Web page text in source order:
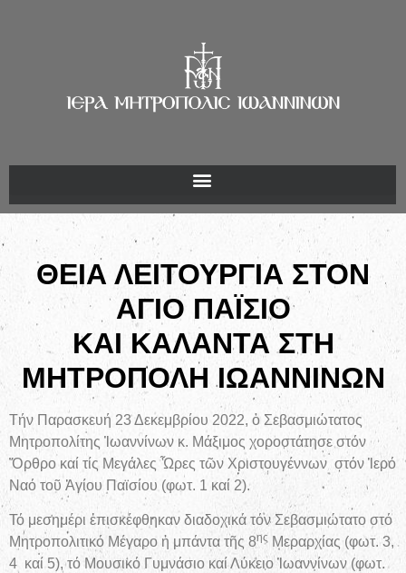
ΘΕΙΑ ΛΕΙΤΟΥΡΓΙΑ ΣΤΟΝ
ΑΓΙΟ ΠΑΪΣΙΟ
ΚΑΙ ΚΑΛΑΝΤΑ ΣΤΗ
ΜΗΤΡΟΠΟΛΗ ΙΩΑΝΝΙΝΩΝ
Τήν Παρασκευή 23 Δεκεμβρίου 2022, ὁ Σεβασμιώτατος
Μητροπολίτης Ἰωαννίνων κ. Μάξιμος χοροστάτησε στόν
Ὄρθρο καί τίς Μεγάλες Ὧρες τῶν Χριστουγέννων στόν Ἱερό
Ναό τοῦ Ἁγίου Παϊσίου (φωτ. 1 καί 2).
Τό μεσημέρι ἐπισκέφθηκαν διαδοχικά τόν Σεβασμιώτατο στό
Μητροπολιτικό Μέγαρο ἡ μπάντα τῆς 8ης Μεραρχίας (φωτ. 3,
4 καί 5), τό Μουσικό Γυμνάσιο καί Λύκειο Ἰωαννίνων (φωτ.